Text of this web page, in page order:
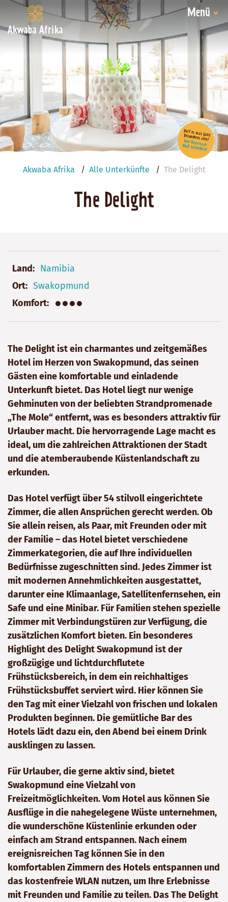
Akwaba Afrika
Menü
Akwaba Afrika Alle Unterkünfte The Delight
The Delight
Darf es was ganz Besonderes sein?
Hier Reise nach Maß anfordern!
Land
Namibia
Ort
Swakopmund
Komfort
●●●●
The Delight ist ein charmantes und zeitgemäßes
Hotel im Herzen von Swakopmund, das seinen
Gästen eine komfortable und einladende
Unterkunft bietet. Das Hotel liegt nur wenige
Gehminuten von der beliebten Strandpromenade
„The Mole“ entfernt, was es besonders attraktiv für
Urlauber macht. Die hervorragende Lage macht es
ideal, um die zahlreichen Attraktionen der Stadt
und die atemberaubende Küstenlandschaft zu
erkunden.
Das Hotel verfügt über 54 stilvoll eingerichtete
Zimmer, die allen Ansprüchen gerecht werden. Ob
Sie allein reisen, als Paar, mit Freunden oder mit
der Familie – das Hotel bietet verschiedene
Zimmerkategorien, die auf Ihre individuellen
Bedürfnisse zugeschnitten sind. Jedes Zimmer ist
mit modernen Annehmlichkeiten ausgestattet,
darunter eine Klimaanlage, Satellitenfernsehen, ein
Safe und eine Minibar. Für Familien stehen spezielle
Zimmer mit Verbindungstüren zur Verfügung, die
zusätzlichen Komfort bieten. Ein besonderes
Highlight des Delight Swakopmund ist der
großzügige und lichtdurchflutete
Frühstücksbereich, in dem ein reichhaltiges
Frühstücksbuffet serviert wird. Hier können Sie
den Tag mit einer Vielzahl von frischen und lokalen
Produkten beginnen. Die gemütliche Bar des
Hotels lädt dazu ein, den Abend bei einem Drink
ausklingen zu lassen.
Für Urlauber, die gerne aktiv sind, bietet
Swakopmund eine Vielzahl von
Freizeitmöglichkeiten. Vom Hotel aus können Sie
Ausflüge in die nahegelegene Wüste unternehmen,
die wunderschöne Küstenlinie erkunden oder
einfach am Strand entspannen. Nach einem
ereignisreichen Tag können Sie in den
komfortablen Zimmern des Hotels entspannen und
das kostenfreie WLAN nutzen, um Ihre Erlebnisse
mit Freunden und Familie zu teilen. Das The Delight